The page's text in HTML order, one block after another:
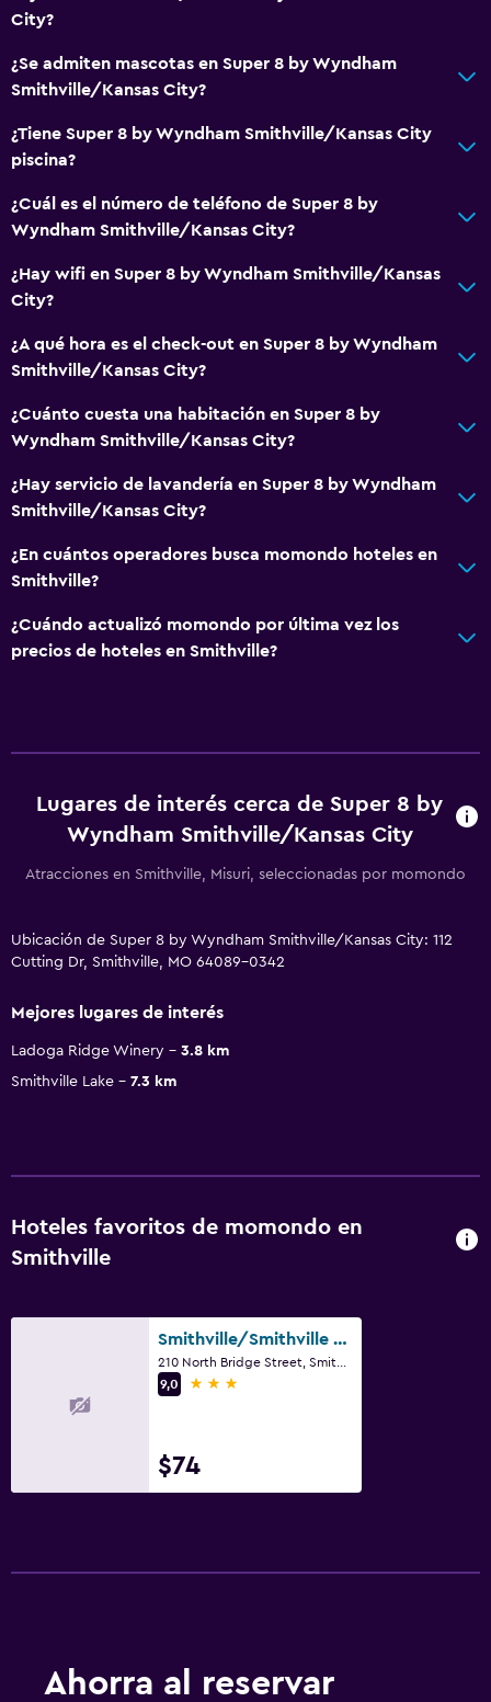
City?
¿Se admiten mascotas en Super 8 by Wyndham
Smithville/Kansas City?
¿Tiene Super 8 by Wyndham Smithville/Kansas City
piscina?
¿Cuál es el número de teléfono de Super 8 by
Wyndham Smithville/Kansas City?
¿Hay wifi en Super 8 by Wyndham Smithville/Kansas
City?
¿A qué hora es el check-out en Super 8 by Wyndham
Smithville/Kansas City?
¿Cuánto cuesta una habitación en Super 8 by
Wyndham Smithville/Kansas City?
¿Hay servicio de lavandería en Super 8 by Wyndham
Smithville/Kansas City?
¿En cuántos operadores busca momondo hoteles en
Smithville?
¿Cuándo actualizó momondo por última vez los
precios de hoteles en Smithville?
Lugares de interés cerca de Super 8 by
Wyndham Smithville/Kansas City
Atracciones en Smithville, Misuri, seleccionadas por momondo
Ubicación de Super 8 by Wyndham Smithville/Kansas City: 112
Cutting Dr, Smithville, MO 64089-0342
Mejores lugares de interés
Ladoga Ridge Winery
3.8 km
Smithville Lake
7.3 km
Hoteles favoritos de momondo en
Smithville
Smithville/Smithville Historical Museum And Inn
9,0
3 estrellas
$74
Ahorra al reservar